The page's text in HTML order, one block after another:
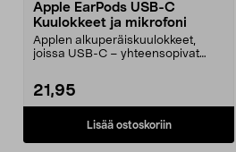
Apple EarPods USB-C
Kuulokkeet ja mikrofoni
Applen alkuperäiskuulokkeet,
joissa USB-C – yhteensopivat
21,95
Lisää ostoskoriin